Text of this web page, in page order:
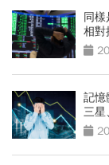
同樣
相對
記憶
三星